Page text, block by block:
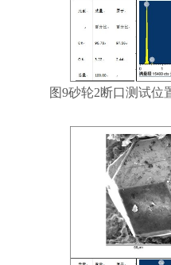
图9砂轮2断口测试位